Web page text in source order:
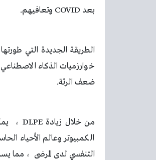
بعد COVID وتعافيهم.
الطريقة الجديدة التي
خوارزميات الذكاء
ضعف الرئة.
من خلال زيادة DLPE ،
الكمبيوتر وعالم الأحياء
التنفسي لدى المرضى ، مما